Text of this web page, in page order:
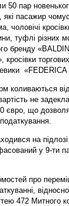
50 пар
які пасажир
чоловічі
туфлі різних
бренду
«FEDERICA
коливаються
не
євро, що
на
у 9-ти
про
472 Митного